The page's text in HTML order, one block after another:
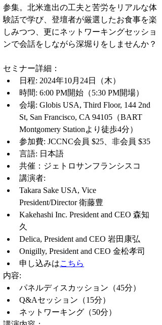
参集。北米進出の工夫と苦労をリアルな体
験話で学び、登壇者が厳選したお食事を楽
しみつつ、更にネットワーキングセッショ
ンで会話をしながら深堀りをしませんか？
セミナー詳細：
日程: 2024年10月24日（木）
時間: 6:00 PM開始（5:30 PM開場）
会場: Globis USA, Third Floor, 144 2nd
St, San Francisco, CA 94105（BART
Montgomery Stationより徒歩4分）
参加費: JCCNC会員 $25、非会員 $35
言語: 日本語
共催：ジェトロサンフランシスコ
講演者:
Takara Sake USA, Vice
President/Director 衛藤豊
Kakehashi Inc. President and CEO 森知
久
Delica, President and CEO 岩田康弘
Onigilly, President and CEO 金松孝司
申し込みはこちら
内容:
パネルディスカッション（45分）
Q&Aセッション（15分）
ネットワーキング（50分）